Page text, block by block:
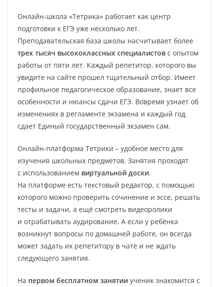
Онлайн-школа «Тетрика» работает как центр
подготовки к ЕГЭ уже несколько лет.
Преподавательская база школы насчитывает более
трех тысяч высококлассных специалистов с опытом
работы от пяти лет. Каждый репетитор, которого вы
увидите на сайте прошел тщательный отбор. Имеет
профильное педагогическое образование, знает все
особенности и нюансы сдачи ЕГЭ. Вовремя узнает об
изменениях в регламенте экзамена и каждый год
сдает Единый государственный экзамен сам.
Онлайн-платформа Тетрики – удобное место для
изучения школьных предметов. Занятия проходят
с использованием виртуальной доски.
На платформе есть текстовый редактор, с помощью
которого можно проверить сочинение и эссе, решать
тесты и задачи, а ещё смотреть видеоролики
и отрабатывать аудирование. А если у ребёнка
возникнут вопросы по домашней работе, он всегда
может задать их репетитору в чате и не ждать
следующего занятия.
На первом бесплатном занятии ученик знакомится с